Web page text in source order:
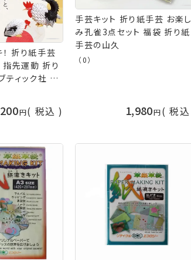
折り紙手芸
先運動 折り
ティック社 手
税込
手芸キット 折り紙手芸 お楽し
み孔雀3点セット 福袋 折り紙
手芸の山久
（0）
1,980 税込